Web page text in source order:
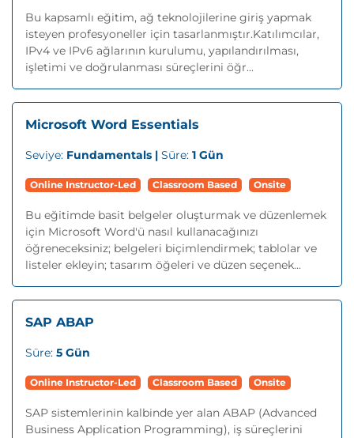
Bu kapsamlı eğitim, ağ teknolojilerine giriş yapmak
isteyen profesyoneller için tasarlanmıştır.Katılımcılar,
IPv4 ve IPv6 ağlarının kurulumu, yapılandırılması,
işletimi ve doğrulanması süreçlerini öğr...
Microsoft Word Essentials
Seviye: Fundamentals | Süre: 1 Gün
Online Instructor-Led Classroom Based Onsite
Bu eğitimde basit belgeler oluşturmak ve düzenlemek
için Microsoft Word'ü nasıl kullanacağınızı
öğreneceksiniz; belgeleri biçimlendirmek; tablolar ve
listeler ekleyin; tasarım öğeleri ve düzen seçenek...
SAP ABAP
Süre: 5 Gün
Online Instructor-Led Classroom Based Onsite
SAP sistemlerinin kalbinde yer alan ABAP (Advanced
Business Application Programming), iş süreçlerini